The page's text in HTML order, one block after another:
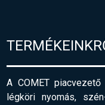
A COMET
légköri nyomás,